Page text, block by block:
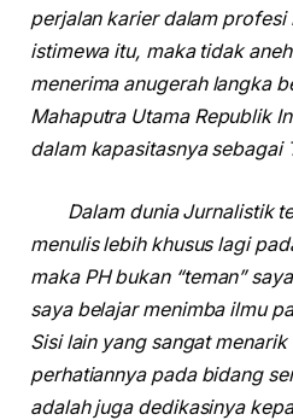
perjalan karier dalam profesi
istimewa itu, maka tidak
menerima anugerah langka
Mahaputra Utama Republik
dalam kapasitasnya sebagai
Dalam dunia Jurnalistik
menulis lebih khusus lagi
maka PH bukan “teman”
saya belajar menimba ilmu
Sisi lain yang sangat menarik
perhatiannya pada bidang
adalah juga dedikasinya